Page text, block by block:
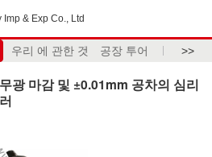
& Exp Co., Ltd
우리 에 관한 것 공장 투어 >>
광 마감 및 ±0.01mm 공차의 심리